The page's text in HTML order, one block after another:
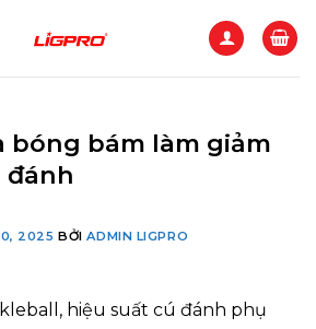
bóng bám làm giảm
đánh
2025 BỞIADMIN LIGPRO
hiệu suất cú đánh phụ